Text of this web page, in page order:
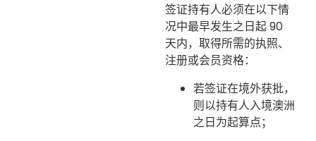
签证持有人必须在以下情
况中最早发生之日起 90
天内，取得所需的执照、
注册或会员资格：
若签证在境外获批，
则以持有人入境澳洲
之日为起算点；